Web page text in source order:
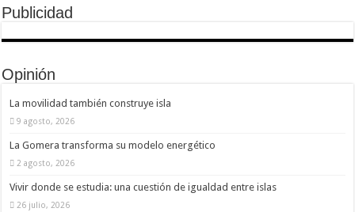
Publicidad
Opinión
La movilidad también construye isla
9 agosto, 2026
La Gomera transforma su modelo energético
2 agosto, 2026
Vivir donde se estudia: una cuestión de igualdad entre islas
26 julio, 2026